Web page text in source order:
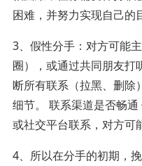
困难，并努力实现自己的
3、假性分手：对方可能
圈），或通过共同朋友打
断所有联系（拉黑、删除
细节。 联系渠道是否畅
或社交平台联系，对方可
4、所以在分手的初期，